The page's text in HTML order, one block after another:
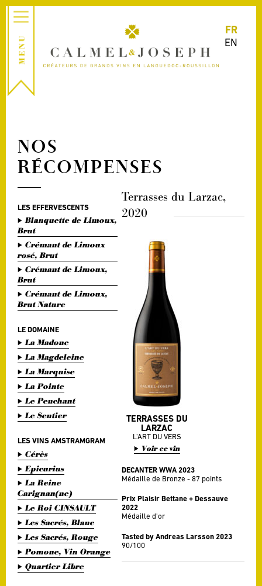
FR
EN
NOS
RÉCOMPENSES
LES EFFERVESCENTS
Blanquette de Limoux,
Brut
Crémant de Limoux
rosé, Brut
Crémant de Limoux,
Brut
Crémant de Limoux,
Brut Nature
LE DOMAINE
La Madone
La Magdeleine
La Marquise
La Pointe
Le Penchant
Le Sentier
LES VINS AMSTRAMGRAM
Cérès
Epicurius
La Reine
Carignan(ne)
Le Roi CINSAULT
Les Sacrés, Blanc
Les Sacrés, Rouge
Pomone, Vin Orange
Quartier Libre
Terrasses du Larzac,
2020
TERRASSES DU
LARZAC
L'ART DU VERS
Voir ce vin
DECANTER WWA 2023
Médaille de Bronze - 87 points
Prix Plaisir Bettane + Dessauve
2022
Médaille d'or
Tasted by Andreas Larsson 2023
90/100